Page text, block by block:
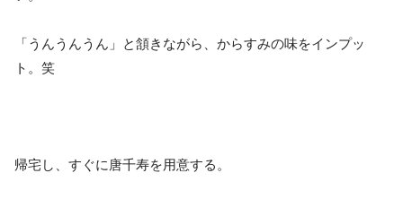
「うんうんうん」と頷きながら、からすみの味をインプッ
ト。笑
帰宅し、すぐに唐千寿を用意する。